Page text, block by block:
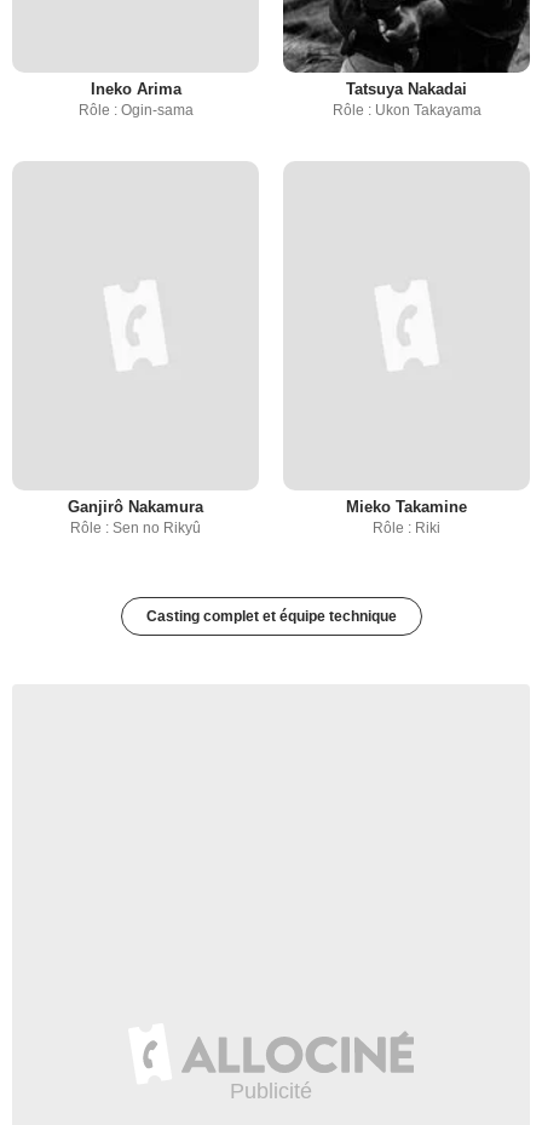
Ineko Arima
Rôle : Ogin-sama
Tatsuya Nakadai
Rôle : Ukon Takayama
Ganjirô Nakamura
Rôle : Sen no Rikyû
Mieko Takamine
Rôle : Riki
Casting complet et équipe technique